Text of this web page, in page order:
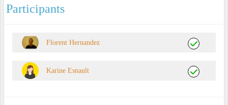
Participants
Florent Hernandez
Karine Esnault